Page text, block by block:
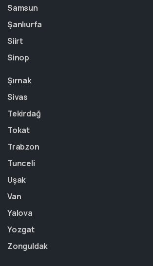
Samsun
Şanlıurfa
Siirt
Sinop
Şırnak
Sivas
Tekirdağ
Tokat
Trabzon
Tunceli
Uşak
Van
Yalova
Yozgat
Zonguldak